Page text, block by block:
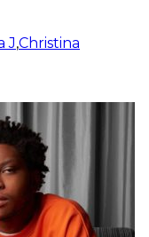
J,Christina